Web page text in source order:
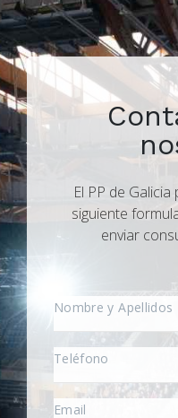
El PP de
siguiente
enviar